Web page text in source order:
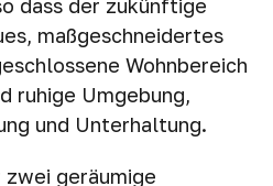
dass der zukünftige
maßgeschneidertes
Wohnbereich
ruhige Umgebung,
und Unterhaltung.
geräumige